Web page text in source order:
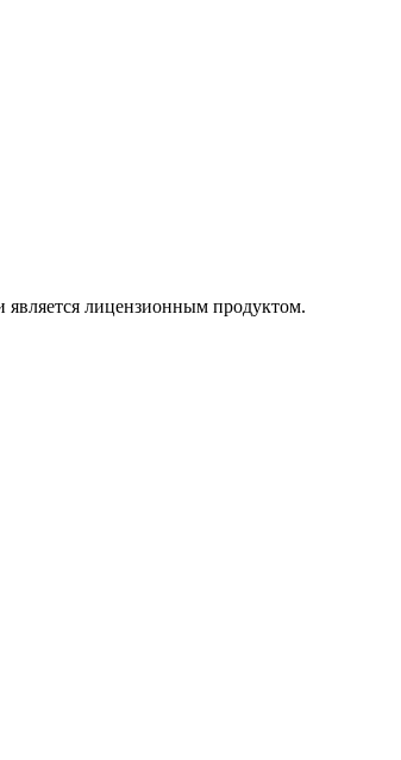
является лицензионным продуктом.